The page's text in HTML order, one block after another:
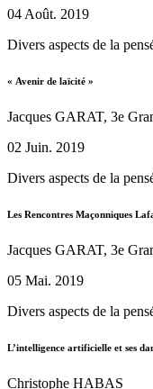
04 Août. 2019
Divers aspects de la
« Avenir de laïcité »
Jacques GARAT, 3e
02 Juin. 2019
Divers aspects de la
Les Rencontres Maçonniques
Jacques GARAT, 3e
05 Mai. 2019
Divers aspects de la
L’intelligence artificielle et ses
Christophe HABAS